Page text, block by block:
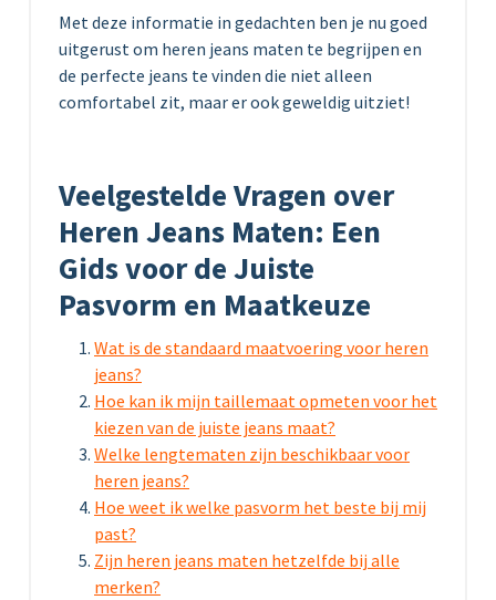
Met deze informatie in gedachten ben je nu goed
uitgerust om heren jeans maten te begrijpen en
de perfecte jeans te vinden die niet alleen
comfortabel zit, maar er ook geweldig uitziet!
Veelgestelde Vragen over
Heren Jeans Maten: Een
Gids voor de Juiste
Pasvorm en Maatkeuze
Wat is de standaard maatvoering voor heren
jeans?
Hoe kan ik mijn taillemaat opmeten voor het
kiezen van de juiste jeans maat?
Welke lengtematen zijn beschikbaar voor
heren jeans?
Hoe weet ik welke pasvorm het beste bij mij
past?
Zijn heren jeans maten hetzelfde bij alle
merken?